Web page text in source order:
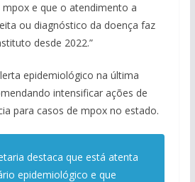
e que o atendimento a
ou diagnóstico da doença faz
desde 2022.”
epidemiológico na última
intensificar ações de
para casos de mpox no estado.
destaca que está atenta
epidemiológico e que